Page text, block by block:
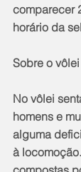
comparecer
horário da
Sobre o
No vôlei
homens e
alguma
à